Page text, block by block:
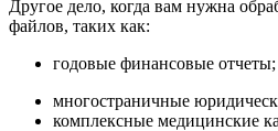
Другое дело, когда вам нужна
файлов, таких как:
годовые финансовые отчеты;
многостраничные
комплексные медицинские